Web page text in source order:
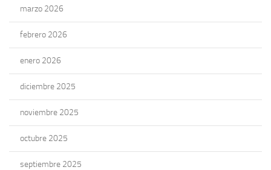
marzo 2026
febrero 2026
enero 2026
diciembre 2025
noviembre 2025
octubre 2025
septiembre 2025